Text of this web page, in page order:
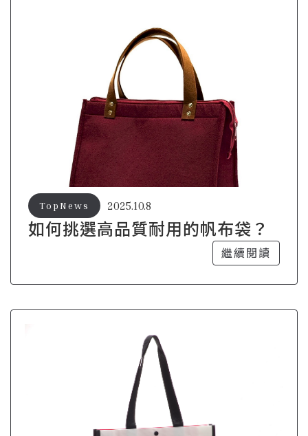
如何挑選高品質耐用的帆布袋？
2025.10.8
TopNews
繼續閱讀